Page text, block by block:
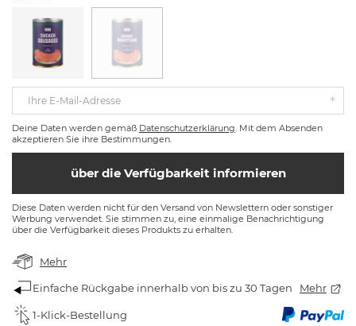
Ihre E-Mail-Adresse
Deine Daten werden gemäß Datenschutzerklärung . Mit dem Absenden
akzeptieren Sie ihre Bestimmungen.
über die Verfügbarkeit informieren
Diese Daten werden nicht für den Versand von Newslettern oder sonstiger
Werbung verwendet. Sie stimmen zu, eine einmalige Benachrichtigung
über die Verfügbarkeit dieses Produkts zu erhalten.
Mehr
Einfache Rückgabe innerhalb von bis zu 30 Tagen Mehr
1-Klick-Bestellung